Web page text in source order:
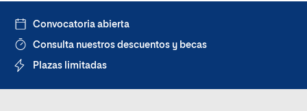
Convocatoria abierta
Consulta nuestros descuentos y becas
Plazas limitadas